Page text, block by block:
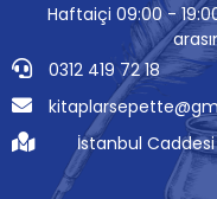
Haftaiçi 09:00 -
0312 419 72 18
İstanbul